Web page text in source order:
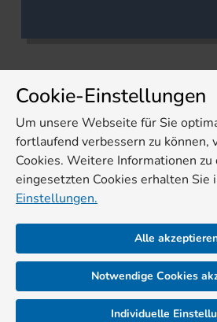
Cookie-Einstellungen
Um unsere Webseite für Sie
fortlaufend verbessern zu können,
Cookies. Weitere Informationen zu
eingesetzten Cookies erhalten Sie
Einstellungen.
Alle
Notwendige Cookies
Individuelle